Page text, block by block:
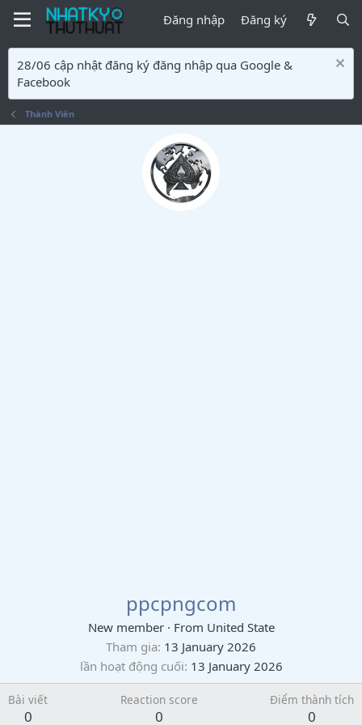
Đăng nhập Đăng ký
28/06 cập nhật đăng ký đăng nhập qua Google &
Facebook
Thành Viên
ppcpngcom
New member · From United State
Tham gia 13 January 2026
lần hoạt động cuối 13 January 2026
Bài viết
0
Reaction score
0
Điểm thành tích
0